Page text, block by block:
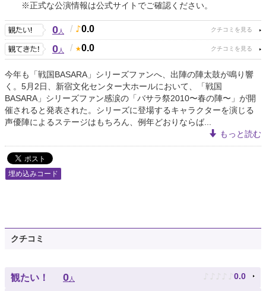
※正式な公演情報は公式サイトでご確認ください。
0人 / 0.0
0人 / 0.0
今年も「戦国BASARA」シリーズファンへ、出陣の陣太鼓が鳴り響
く。5月2日、新宿文化センター大ホールにおいて、「戦国
BASARA」シリーズファン感涙の「バサラ祭2010〜春の陣〜」が開
催されると発表された。シリーズに登場するキャラクターを演じる
声優陣によるステージはもちろん、例年どおりならば...
もっと読む
埋め込みコード
クチコミ
観たい！ 0人 ♪ ♪ ♪ ♪ ♪ 0.0